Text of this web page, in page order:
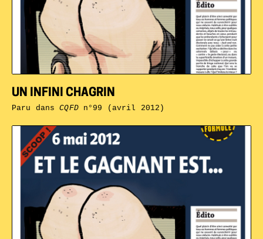
UN INFINI CHAGRIN
Paru dansCQFDn°99 (avril 2012)